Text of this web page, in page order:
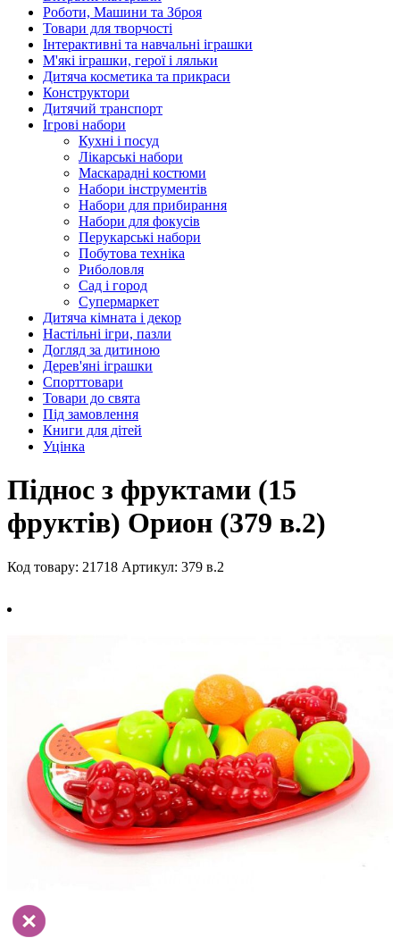
Роботи, Машини та Зброя
Товари для творчості
Інтерактивні та навчальні іграшки
М'які іграшки, герої і ляльки
Дитяча косметика та прикраси
Конструктори
Дитячий транспорт
Ігрові набори
Кухні і посуд
Лікарські набори
Маскарадні костюми
Набори інструментів
Набори для прибирання
Набори для фокусів
Перукарські набори
Побутова техніка
Риболовля
Сад і город
Супермаркет
Дитяча кімната і декор
Настільні ігри, пазли
Догляд за дитиною
Дерев'яні іграшки
Спорттовари
Товари до свята
Під замовлення
Книги для дітей
Уцінка
Піднос з фруктами (15
фруктів) Орион (379 в.2)
Код товару: 21718 Артикул: 379 в.2